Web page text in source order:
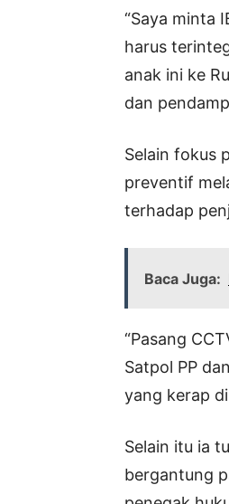
“Saya minta
harus
anak ini ke
dan
Selain fokus
preventif
terhadap
Baca Juga:
“Pasang
Satpol PP
yang kerap
Selain itu ia
bergantung